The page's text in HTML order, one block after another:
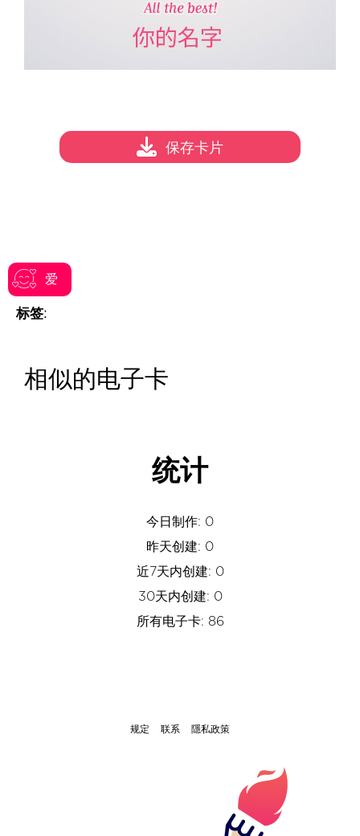
爱
标签:
保存卡片
相似的电子卡
统计
今日制作: 0
昨天创建: 0
近7天内创建: 0
30天内创建: 0
所有电子卡: 86
规定 联系 隱私政策